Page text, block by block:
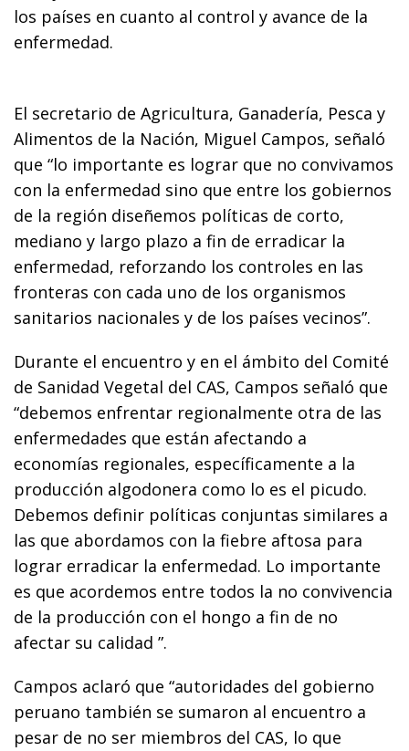
los países en cuanto al control y avance de la
enfermedad.
El secretario de Agricultura, Ganadería, Pesca y
Alimentos de la Nación, Miguel Campos, señaló
que “lo importante es lograr que no convivamos
con la enfermedad sino que entre los gobiernos
de la región diseñemos políticas de corto,
mediano y largo plazo a fin de erradicar la
enfermedad, reforzando los controles en las
fronteras con cada uno de los organismos
sanitarios nacionales y de los países vecinos”.
Durante el encuentro y en el ámbito del Comité
de Sanidad Vegetal del CAS, Campos señaló que
“debemos enfrentar regionalmente otra de las
enfermedades que están afectando a
economías regionales, específicamente a la
producción algodonera como lo es el picudo.
Debemos definir políticas conjuntas similares a
las que abordamos con la fiebre aftosa para
lograr erradicar la enfermedad. Lo importante
es que acordemos entre todos la no convivencia
de la producción con el hongo a fin de no
afectar su calidad ”.
Campos aclaró que “autoridades del gobierno
peruano también se sumaron al encuentro a
pesar de no ser miembros del CAS, lo que